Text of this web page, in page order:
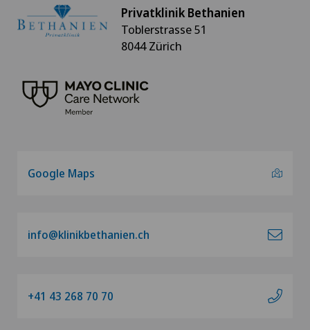
Privatklinik Bethanien
Toblerstrasse 51
8044 Zürich
Google Maps
info@klinikbethanien.ch
+41 43 268 70 70